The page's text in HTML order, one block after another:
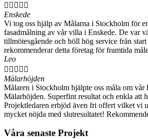
    
Enskede
Vi tog oss hjälp av Målarna i Stockholm för
fasadmålning av vår villa i Enskede. De var
tillmötesgående och höll hög service från
rekommenderar detta företag för framtida
Leo
    
Mälarhöjden
Målaren i Stockholm hjälpte oss måla om vår
Mälarhöjden. Superfint resultat och enkla att
Projektledaren erbjöd även fri offert vilket vi
mycket nöjda med slutresultatet!
Våra senaste Projekt